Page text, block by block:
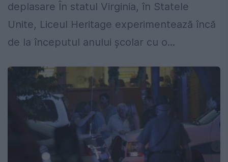
deplasare În statul Virginia, în Statele
Unite, Liceul Heritage experimentează încă
de la începutul anului școlar cu o...